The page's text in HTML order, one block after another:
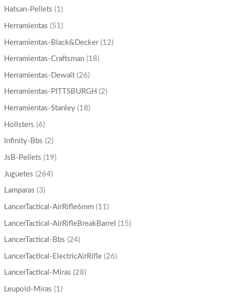
Hatsan-Pellets (1)
Herramientas (51)
Herramientas-Black&Decker (12)
Herramientas-Craftsman (18)
Herramientas-Dewalt (26)
Herramientas-PITTSBURGH (2)
Herramientas-Stanley (18)
Hollsters (6)
Infinity-Bbs (2)
JsB-Pellets (19)
Juguetes (264)
Lamparas (3)
LancerTactical-AirRifle6mm (11)
LancerTactical-AirRifleBreakBarrel (15)
LancerTactical-Bbs (24)
LancerTactical-ElectricAirRifle (26)
LancerTactical-Miras (28)
Leupold-Miras (1)